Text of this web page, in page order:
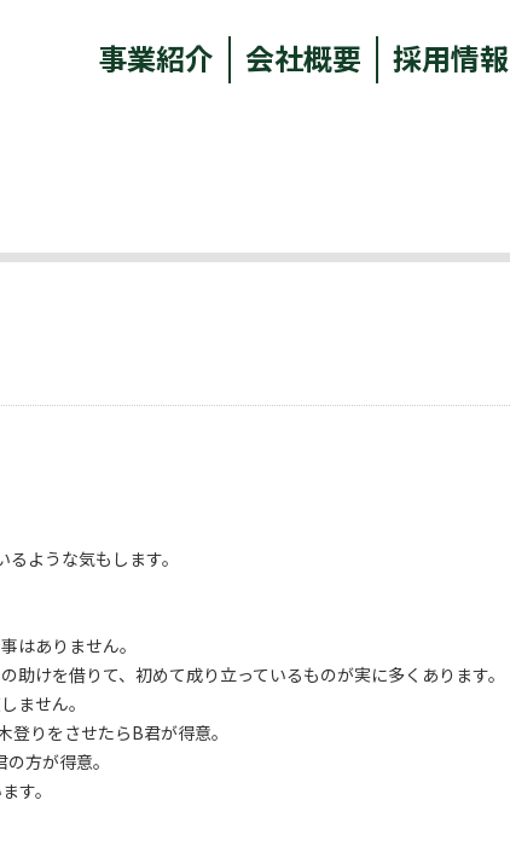
事業紹介 会社概要 採用情報
ような気もします。
はありません。
けを借りて、初めて成り立っているものが実に多くあります。
ません。
りをさせたらB君が得意。
方が得意。
す。